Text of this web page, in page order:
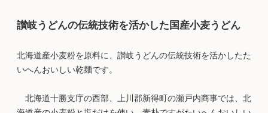
讃岐うどんの伝統技術を活かした国産小麦うどん
北海道産小麦粉を原料に、讃岐うどんの伝統技術を活かしたた
いへんおいしい乾麺です。
北海道十勝支庁の西部、上川郡新得町の瀬戸内商事では、北